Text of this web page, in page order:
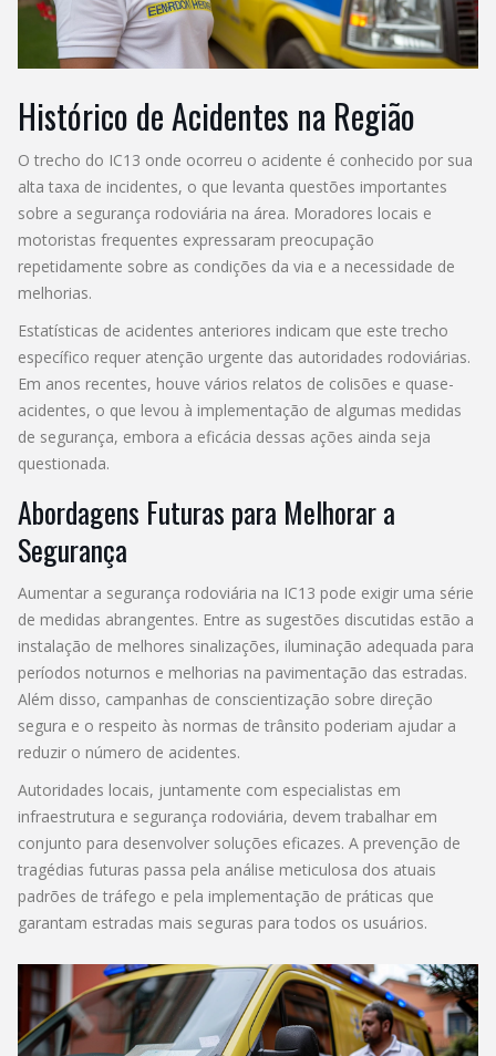
Histórico de Acidentes na Região
O trecho do IC13 onde ocorreu o acidente é conhecido por sua
alta taxa de incidentes, o que levanta questões importantes
sobre a segurança rodoviária na área. Moradores locais e
motoristas frequentes expressaram preocupação
repetidamente sobre as condições da via e a necessidade de
melhorias.
Estatísticas de acidentes anteriores indicam que este trecho
específico requer atenção urgente das autoridades rodoviárias.
Em anos recentes, houve vários relatos de colisões e quase-
acidentes, o que levou à implementação de algumas medidas
de segurança, embora a eficácia dessas ações ainda seja
questionada.
Abordagens Futuras para Melhorar a
Segurança
Aumentar a segurança rodoviária na IC13 pode exigir uma série
de medidas abrangentes. Entre as sugestões discutidas estão a
instalação de melhores sinalizações, iluminação adequada para
períodos noturnos e melhorias na pavimentação das estradas.
Além disso, campanhas de conscientização sobre direção
segura e o respeito às normas de trânsito poderiam ajudar a
reduzir o número de acidentes.
Autoridades locais, juntamente com especialistas em
infraestrutura e segurança rodoviária, devem trabalhar em
conjunto para desenvolver soluções eficazes. A prevenção de
tragédias futuras passa pela análise meticulosa dos atuais
padrões de tráfego e pela implementação de práticas que
garantam estradas mais seguras para todos os usuários.